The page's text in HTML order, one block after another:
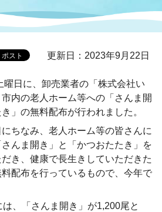
更新日：2023年9月22日
日に、卸売業者の「株式会社い
内の老人ホーム等への「さんま開
」の無料配布が行われました。
ちなみ、老人ホーム等の皆さんに
んま開き」と「かつおたたき」を
き、健康で長生きしていただきた
配布を行っているもので、今年で
、「さんま開き」が1,200尾と